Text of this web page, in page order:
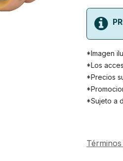
*Imagen
*Los
*Precios
*Sujeto a